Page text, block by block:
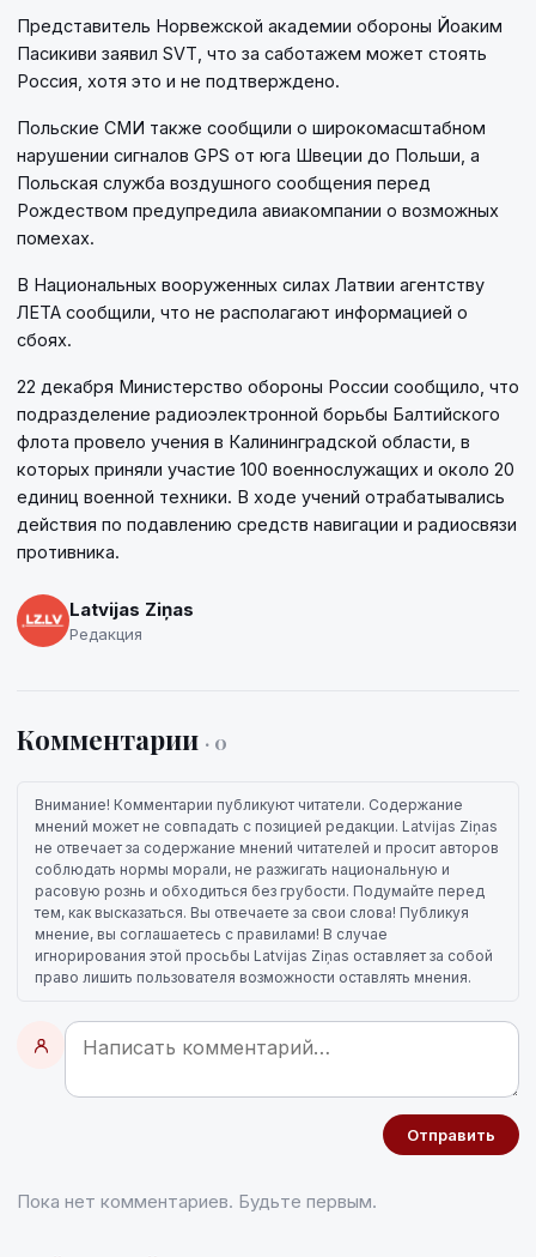
Представитель Норвежской академии обороны Йоаким
Пасикиви заявил SVT, что за саботажем может стоять
Россия, хотя это и не подтверждено.
Польские СМИ также сообщили о широкомасштабном
нарушении сигналов GPS от юга Швеции до Польши, а
Польская служба воздушного сообщения перед
Рождеством предупредила авиакомпании о возможных
помехах.
В Национальных вооруженных силах Латвии агентству
ЛЕТА сообщили, что не располагают информацией о
сбоях.
22 декабря Министерство обороны России сообщило, что
подразделение радиоэлектронной борьбы Балтийского
флота провело учения в Калининградской области, в
которых приняли участие 100 военнослужащих и около 20
единиц военной техники. В ходе учений отрабатывались
действия по подавлению средств навигации и радиосвязи
противника.
Latvijas Ziņas
Редакция
Комментарии · 0
Внимание! Комментарии публикуют читатели. Содержание
мнений может не совпадать с позицией редакции. Latvijas Ziņas
не отвечает за содержание мнений читателей и просит авторов
соблюдать нормы морали, не разжигать национальную и
расовую рознь и обходиться без грубости. Подумайте перед
тем, как высказаться. Вы отвечаете за свои слова! Публикуя
мнение, вы соглашаетесь с правилами! В случае
игнорирования этой просьбы Latvijas Ziņas оставляет за собой
право лишить пользователя возможности оставлять мнения.
Отправить
Пока нет комментариев. Будьте первым.